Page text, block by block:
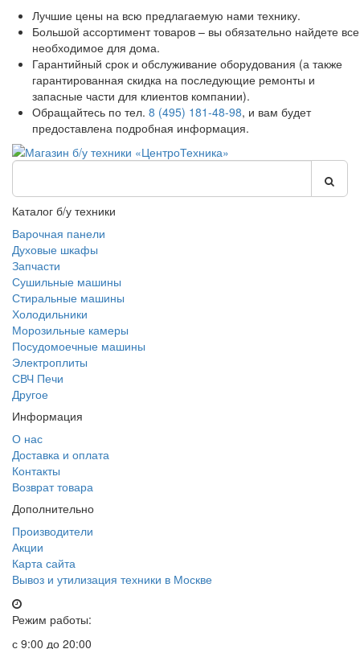
Лучшие цены на всю предлагаемую нами технику.
Большой ассортимент товаров – вы обязательно найдете все
необходимое для дома.
Гарантийный срок и обслуживание оборудования (а также
гарантированная скидка на последующие ремонты и
запасные части для клиентов компании).
Обращайтесь по тел. 8 (495) 181-48-98, и вам будет
предоставлена подробная информация.
Каталог б/у техники
Варочная панели
Духовые шкафы
Запчасти
Сушильные машины
Стиральные машины
Холодильники
Морозильные камеры
Посудомоечные машины
Электроплиты
СВЧ Печи
Другое
Информация
О нас
Доставка и оплата
Контакты
Возврат товара
Дополнительно
Производители
Акции
Карта сайта
Вывоз и утилизация техники в Москве
Режим работы:
с 9:00 до 20:00